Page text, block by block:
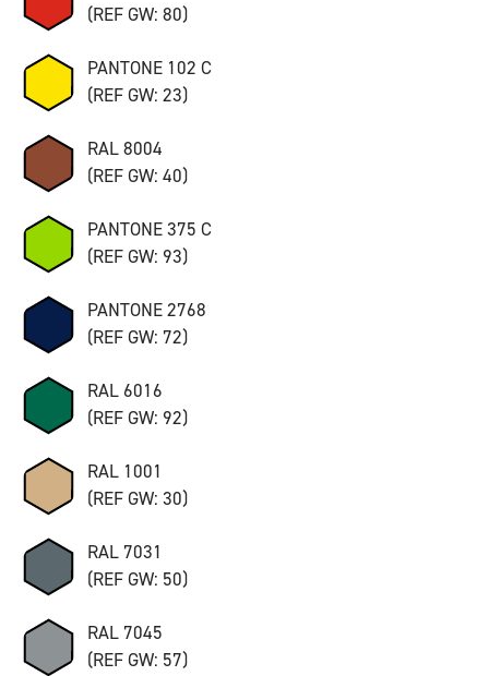
(REF GW: 80)
PANTONE 102 C
(REF GW: 23)
RAL 8004
(REF GW: 40)
PANTONE 375 C
(REF GW: 93)
PANTONE 2768
(REF GW: 72)
RAL 6016
(REF GW: 92)
RAL 1001
(REF GW: 30)
RAL 7031
(REF GW: 50)
RAL 7045
(REF GW: 57)